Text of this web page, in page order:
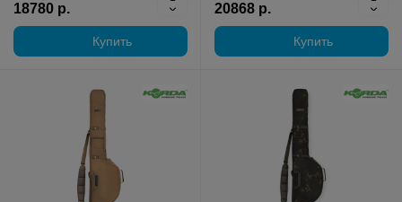
18780 р.
Купить
20868 р.
Купить